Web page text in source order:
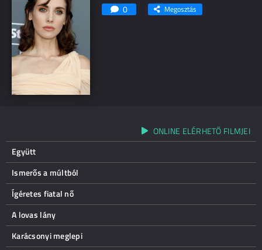
0 Megosztás
ONLINE ELÉRHETŐ FILMJEI
Együtt
Ismerős a múltból
Ígéretes fiatal nő
A lovas lány
Karácsonyi meglepi